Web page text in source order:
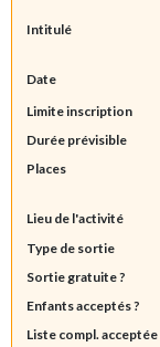
Intitulé
Date
Limite inscription
Durée prévisible
Places
Lieu de l'activité
Type de sortie
Sortie gratuite ?
Enfants acceptés ?
Liste compl. acceptée